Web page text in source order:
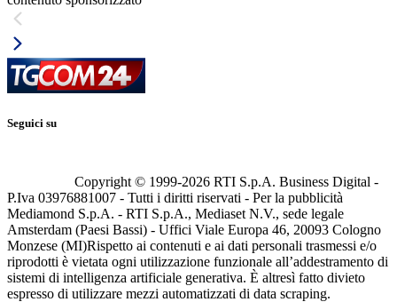
Seguici su
Copyright © 1999-2026 RTI S.p.A. Business Digital -
P.Iva 03976881007 - Tutti i diritti riservati - Per la pubblicità
Mediamond S.p.A. - RTI S.p.A., Mediaset N.V., sede legale
Amsterdam (Paesi Bassi) - Uffici Viale Europa 46, 20093 Cologno
Monzese (MI)Rispetto ai contenuti e ai dati personali trasmessi e/o
riprodotti è vietata ogni utilizzazione funzionale all’addestramento di
sistemi di intelligenza artificiale generativa. È altresì fatto divieto
espresso di utilizzare mezzi automatizzati di data scraping.